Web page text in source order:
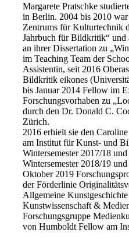
Margarete Pratschke
in Berlin. 2004 bis 2010
Zentrums für Kulturtechnik
Jahrbuch für Bildkritik“ und
an ihrer Dissertation zu
im Teaching Team der
Assistentin, seit 2016
Bildkritik eikones
bis Januar 2014 Fellow im
Forschungsvorhaben zu
durch den Dr. Donald C.
Zürich.
2016 erhielt sie den
am Institut für Kunst- und
Wintersemester 2017/18
Wintersemester 2018/19
Oktober 2019
der Förderlinie
Allgemeine
Kunstwissenschaft &
Forschungsgruppe
von Humboldt Fellow am